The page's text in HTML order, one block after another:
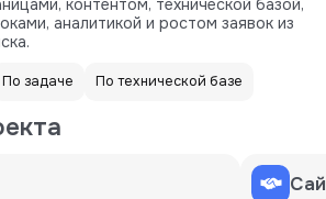
контентом, технической базой,
аналитикой и ростом заявок из
По задаче По технической базе